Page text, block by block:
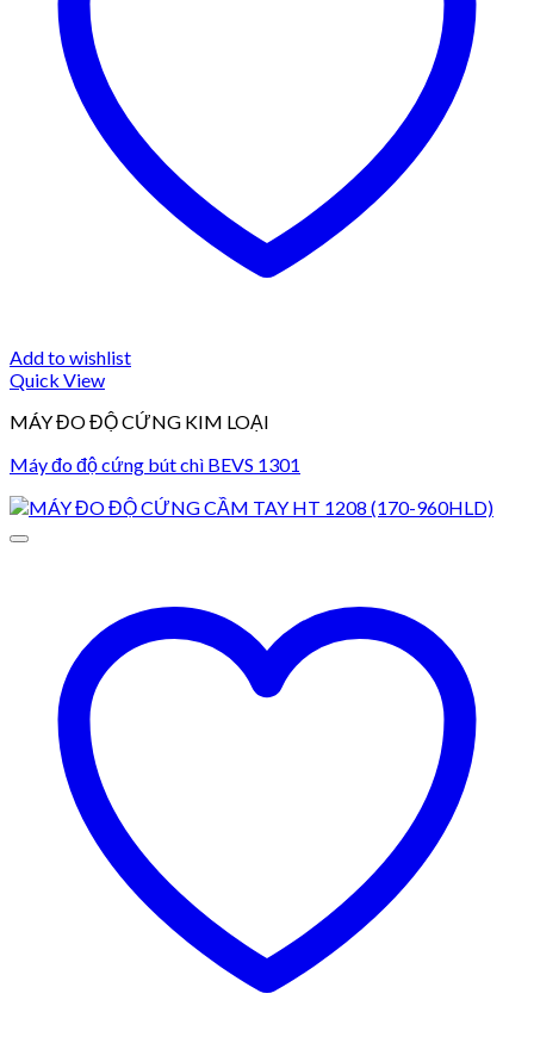
Add to wishlist
Quick View
MÁY ĐO ĐỘ CỨNG KIM LOẠI
Máy đo độ cứng bút chì BEVS 1301